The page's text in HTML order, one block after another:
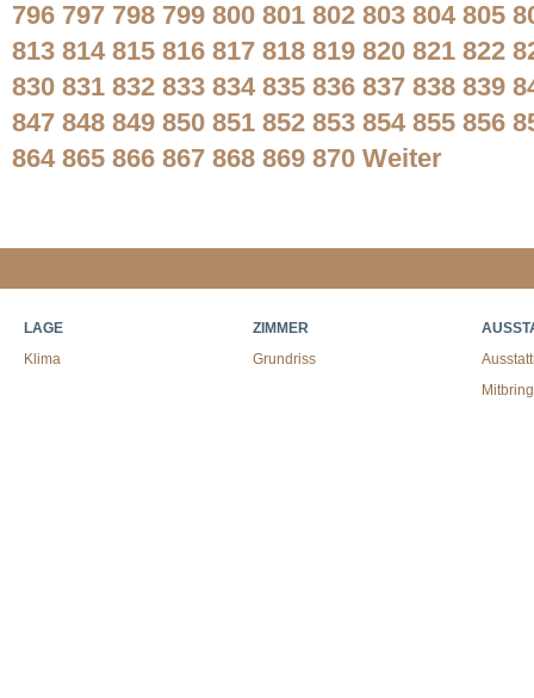
796 797 798 799 800 801 802 803 804 805
813 814 815 816 817 818 819 820 821 822
830 831 832 833 834 835 836 837 838 839
847 848 849 850 851 852 853 854 855 856
864 865 866 867 868 869 870 Weiter
LAGE
Klima
ZIMMER
Grundriss